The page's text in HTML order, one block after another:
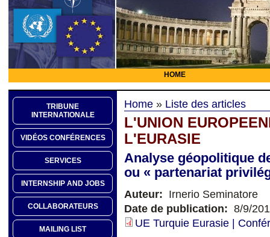
HOME
TRIBUNE
INTERNATIONALE
VIDÉOS CONFÉRENCES
SERVICES
INTERNSHIP AND JOBS
COLLABORATEURS
MAILING LIST
Home » Liste des articles
L'UNION
L'EURASIE
Analyse géopolitique
ou « partenariat
Auteur: Irnerio Seminatore
Date de publication: 8/9/
UE Turquie Eurasie |